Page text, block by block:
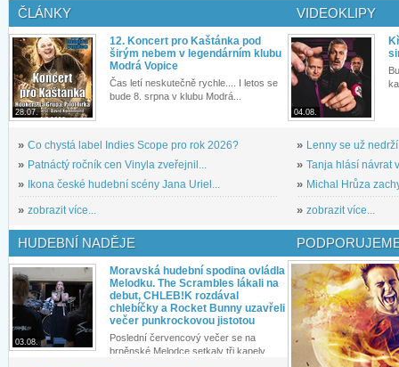
ČLÁNKY
28.07.
12. Koncert pro Kaštánka pod
širým nebem v legendárním klubu
Modrá Vopice
Čas letí neskutečně rychle.... I letos se
bude 8. srpna v klubu Modrá...
» Co chystá label Indies Scope pro rok 2026?
» Patnáctý ročník cen Vinyla zveřejnil...
»
Ikona české hudební scény Jana Uriel...
» zobrazit více...
VIDEOKLIPY
04.08.
» Lenny se už
» Tanja hlásí návrat
» Michal Hrůza
» zobrazit více...
HUDEBNÍ NADĚJE
03.08.
Moravská hudební spodina ovládla
Melodku. The Scrambles lákali na
debut, CHLEB!K rozdával
chlebíčky a Rocket Bunny uzavřeli
večer punkrockovou jistotou
Poslední červencový večer se na
brněnské Melodce setkaly tři kapely...